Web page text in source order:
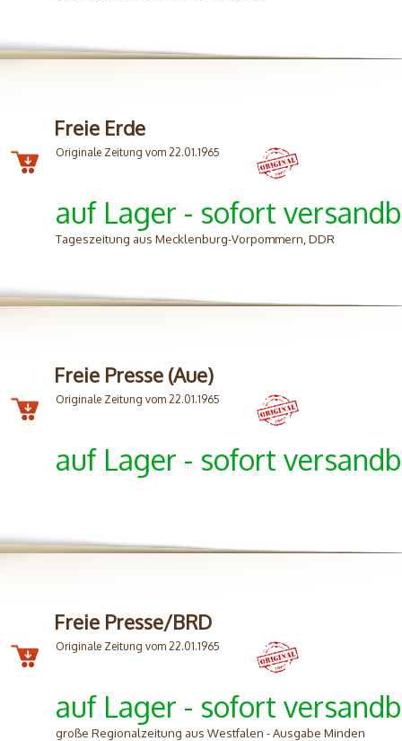
Freie Erde
Originale Zeitung vom 22.01.1965
auf Lager - sofort
Tageszeitung aus Mecklenburg-Vorpommern, DDR
Freie Presse (Aue)
Originale Zeitung vom 22.01.1965
auf Lager - sofort
Freie Presse/BRD
Originale Zeitung vom 22.01.1965
auf Lager - sofort
große Regionalzeitung aus Westfalen - Ausgabe Minden